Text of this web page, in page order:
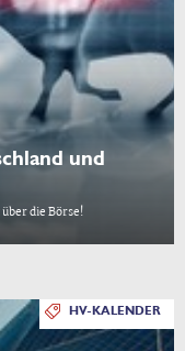
und
die Börse!
HV-KALENDER